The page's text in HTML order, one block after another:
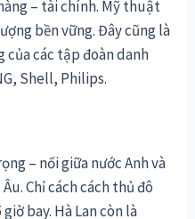
– tài chính. Mỹ thuật
bền vững. Đây cũng là
của các tập đoàn danh
Shell, Philips.
– nối giữa nước Anh và
Chỉ cách cách thủ đô
bay. Hà Lan còn là